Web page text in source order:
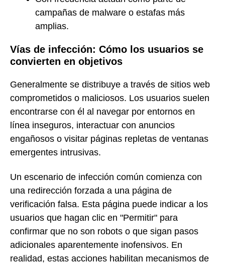
campañas de malware o estafas más
amplias.
Vías de infección: Cómo los usuarios se
convierten en objetivos
Generalmente se distribuye a través de sitios web
comprometidos o maliciosos. Los usuarios suelen
encontrarse con él al navegar por entornos en
línea inseguros, interactuar con anuncios
engañosos o visitar páginas repletas de ventanas
emergentes intrusivas.
Un escenario de infección común comienza con
una redirección forzada a una página de
verificación falsa. Esta página puede indicar a los
usuarios que hagan clic en "Permitir" para
confirmar que no son robots o que sigan pasos
adicionales aparentemente inofensivos. En
realidad, estas acciones habilitan mecanismos de